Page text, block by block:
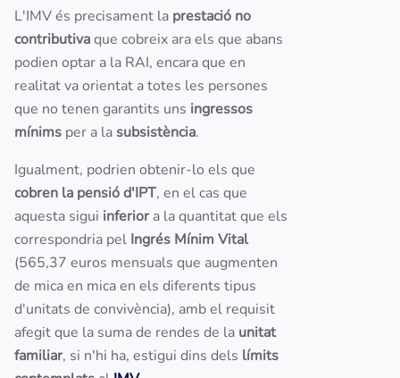
L'IMV és precisament la prestació no
contributivaque cobreix ara els que abans
podien optar a la RAI, encara que en
realitat va orientat a totes les persones
que no tenen garantits uns ingressos
mínims per a lasubsistència.
Igualment, podrien obtenir-lo els que
cobren la pensió d'IPT, en el cas que
aquesta sigui inferiora la quantitat que els
correspondria pel Ingrés Mínim Vital
(565,37 euros mensuals que augmenten
de mica en mica en els diferents tipus
d'unitats de convivència), amb el requisit
afegit que la suma de rendes de la unitat
familiar, si n'hi ha, estigui dins dels límits